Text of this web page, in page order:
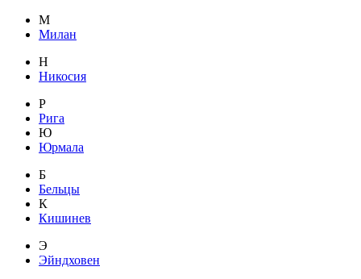
М
Милан
Н
Никосия
Р
Рига
Ю
Юрмала
Б
Бельцы
К
Кишинев
Э
Эйндховен